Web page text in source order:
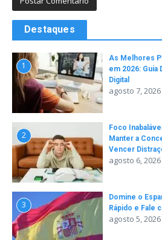
Destaques
1
As Melhores
em 2026: Guia
Digital
agosto 7, 2026
2
Foco
Manter a
Vencer
agosto 6, 2026
3
Domine o
Rápido e Fale
agosto 5, 2026